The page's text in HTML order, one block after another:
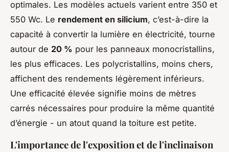
optimales. Les modèles actuels varient entre 350 et
550 Wc. Le rendement en silicium, c’est-à-dire la
capacité à convertir la lumière en électricité, tourne
autour de 20 % pour les panneaux monocristallins,
les plus efficaces. Les polycristallins, moins chers,
affichent des rendements légèrement inférieurs.
Une efficacité élevée signifie moins de mètres
carrés nécessaires pour produire la même quantité
d’énergie - un atout quand la toiture est petite.
L'importance de l'exposition et de l'inclinaison